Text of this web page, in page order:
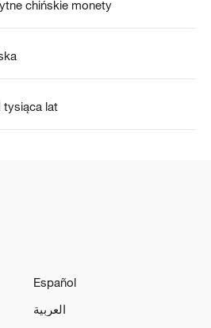
chińskie monety
tysiąca lat
Español
العربية